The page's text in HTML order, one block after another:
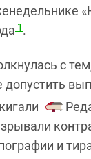
1 .
с
допустить
.
и